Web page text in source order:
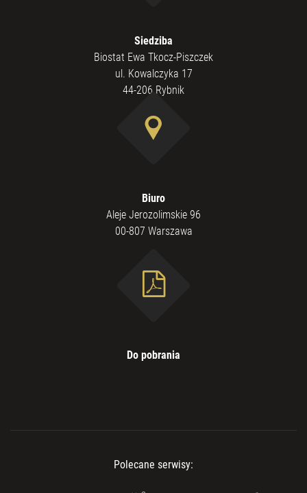
Siedziba
Biostat Ewa Tkocz-Piszczek
ul. Kowalczyka 17
44-206 Rybnik
Biuro
Aleje Jerozolimskie 96
00-807 Warszawa
Do pobrania
Polecane serwisy: